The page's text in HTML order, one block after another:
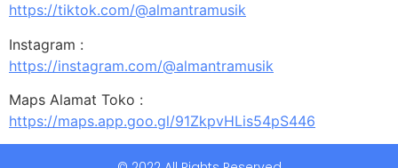
https://tiktok.com/@almantramusik
Instagram :
https://instagram.com/@almantramusik
Maps Alamat Toko :
https://maps.app.goo.gl/91ZkpvHLis54pS446